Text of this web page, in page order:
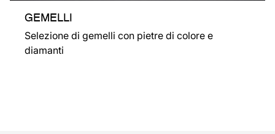
GEMELLI
Selezione di gemelli con pietre di colore e
diamanti